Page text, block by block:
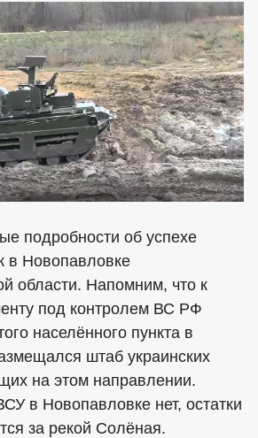
подробности об успехе
в Новопавловке
области. Напомним, что к
под контролем ВС РФ
населённого пункта в
штаб украинских
на этом направлении.
в Новопавловке нет, остатки
за рекой Солёная.